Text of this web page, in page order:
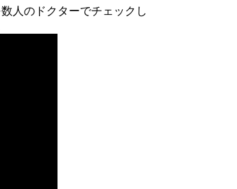
人のドクターでチェックし